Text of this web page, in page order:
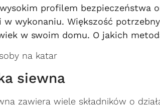
profilem bezpieczeństwa
w wykonaniu. Większość
w swoim domu. O jakich
siewna
zawiera wiele składników o